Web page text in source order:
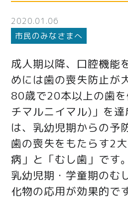
2020.01.06
市民のみなさまへ
成人期以降、口腔機能
めには歯の喪失防止が
80歳で20本以上の歯
チマルニイマル)」を
は、乳幼児期からの予
歯の喪失をもたらす2
病」と「むし歯」です。
乳幼児期・学童期のむ
化物の応用が効果的です